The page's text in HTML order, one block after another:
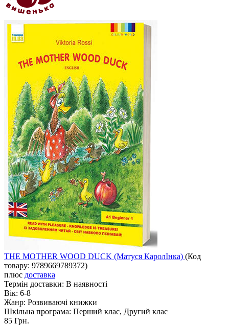
THE MOTHER WOOD DUCK (Матуся КаролІнка) (Код
товару: 9789669789372)
плюс доставка
Термін доставки: В наявності
Вік: 6-8
Жанр: Розвиваючі книжки
Шкільна програма: Перший клас, Другий клас
85 Грн.